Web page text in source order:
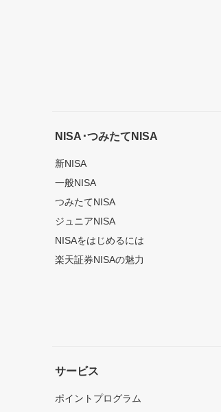
NISA･つみたてNISA
新NISA
一般NISA
つみたてNISA
ジュニアNISA
NISAをはじめるには
楽天証券NISAの魅力
サービス
ポイントプログラム